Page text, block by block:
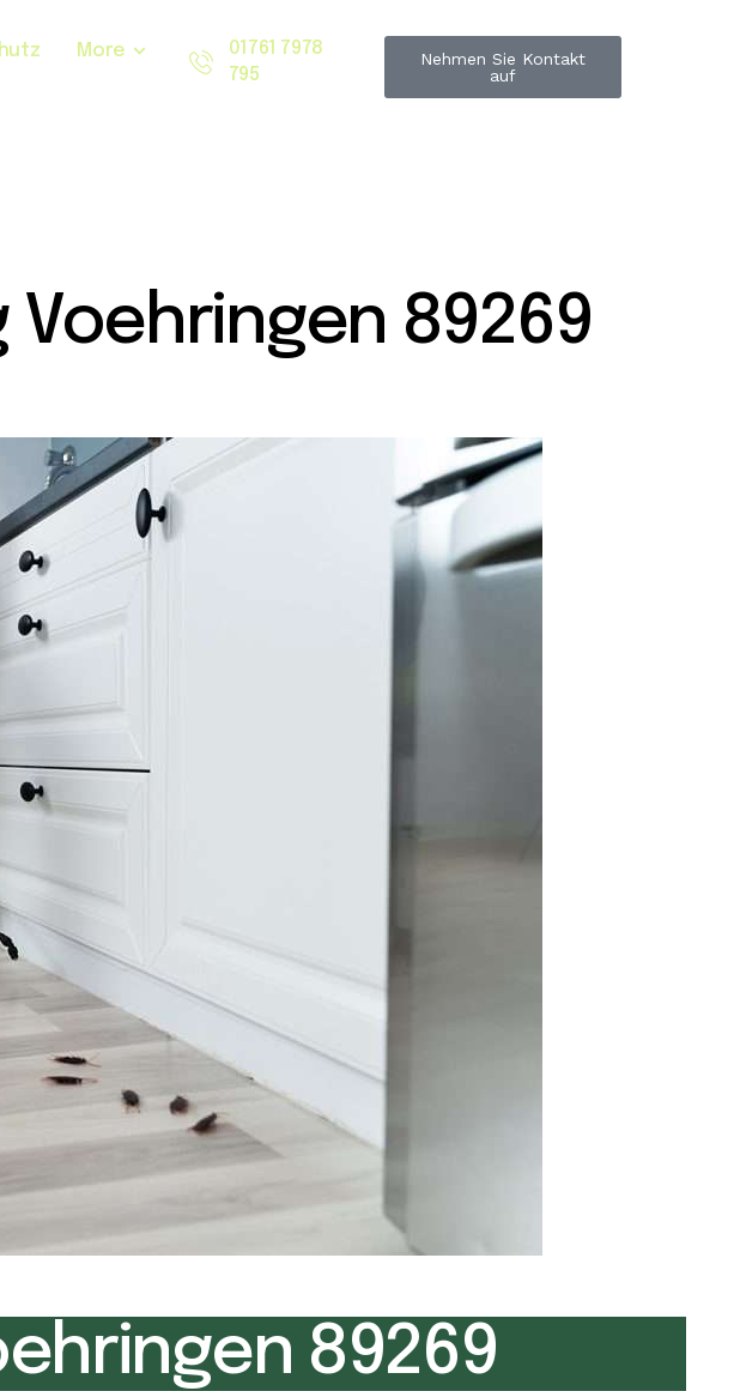
More
01761 7978
795
Nehmen Sie Kontakt
auf
89269
89269